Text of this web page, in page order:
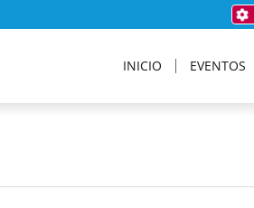
INICIO EVENTOS